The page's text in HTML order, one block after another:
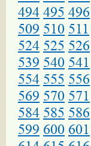
494 495 496
509 510 511
524 525 526
539 540 541
554 555 556
569 570 571
584 585 586
599 600 601